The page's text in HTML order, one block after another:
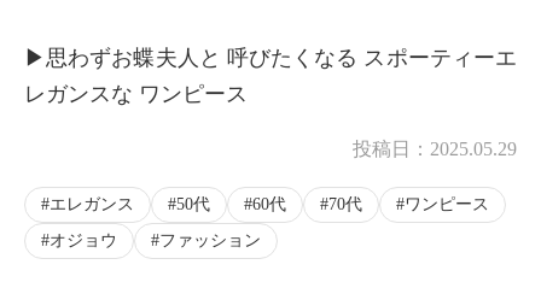
▶︎思わずお蝶夫人と 呼びたくなる スポーティーエ
レガンスな ワンピース
投稿日： 2025.05.29
エレガンス 50代 60代 70代
ワンピース
オジョウ
ファッション